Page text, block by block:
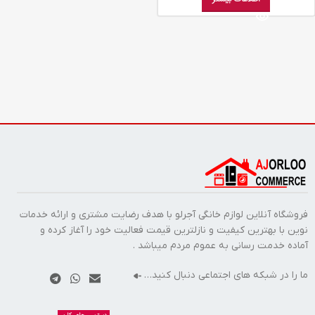
فروشگاه آنلاین لوازم خانگی آجرلو با هدف رضایت مشتری و ارائه خدمات
نوین با بهترین کیفیت و نازلترین قیمت فعالیت خود را آغاز کرده و
آماده خدمت رسانی به عموم مردم میباشد .
ما را در شبکه های اجتماعی دنبال کنید…